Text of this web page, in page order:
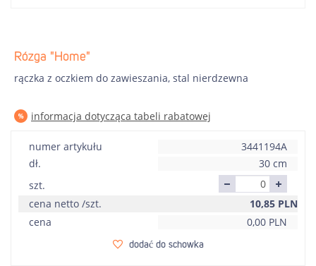
Rózga "Home"
rączka z oczkiem do zawieszania, stal nierdzewna
informacja dotycząca tabeli rabatowej
numer artykułu
3441194A
dł.
30 cm
szt.
cena netto /szt.
10,85 PLN
cena
0,00 PLN
dodać do schowka